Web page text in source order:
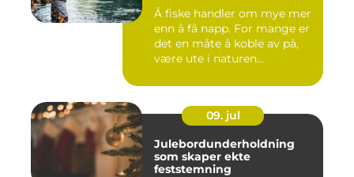
Å fiske handler om mye mer
enn å få napp. For mange er
det en måte å koble av på,
være ute i naturen...
09. jul
Julebordunderholdning
som skaper ekte
feststemning